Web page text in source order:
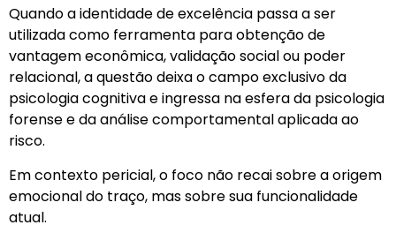
Quando a identidade de excelência passa a ser
utilizada como ferramenta para obtenção de
vantagem econômica, validação social ou poder
relacional, a questão deixa o campo exclusivo da
psicologia cognitiva e ingressa na esfera da psicologia
forense e da análise comportamental aplicada ao
risco.
Em contexto pericial, o foco não recai sobre a origem
emocional do traço, mas sobre sua funcionalidade
atual.